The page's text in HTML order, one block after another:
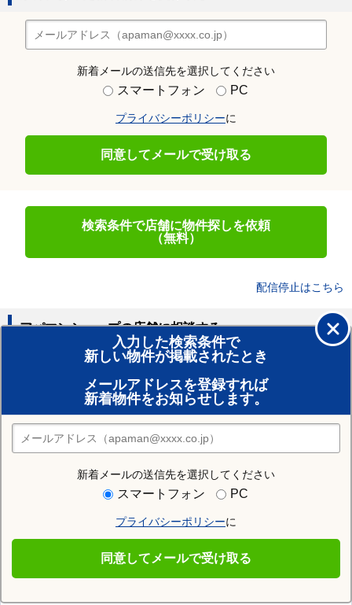
新着メールの送信先を選択してください
スマートフォン PC
プライバシーポリシーに
同意してメールで受け取る
検索条件で店舗に物件探しを依頼
（無料）
配信停止はこちら
入力した検索条件で
新しい物件が掲載されたとき
メールアドレスを登録すれば
新着物件をお知らせします。
新着メールの送信先を選択してください
スマートフォン PC
プライバシーポリシーに
同意してメールで受け取る
アパマンショップの店舗に相談する
賃貸のプロがお部屋探し！
おまかせ物件リクエスト
住みたい街の店舗を探す
店舗検索
柳瀬川駅
志木市を通る沿線